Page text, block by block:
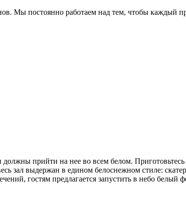
Мы постоянно работаем над тем, чтобы каждый
должны прийти на нее во всем белом.
зал выдержан в едином белоснежном стиле:
гостям предлагается запустить в небо